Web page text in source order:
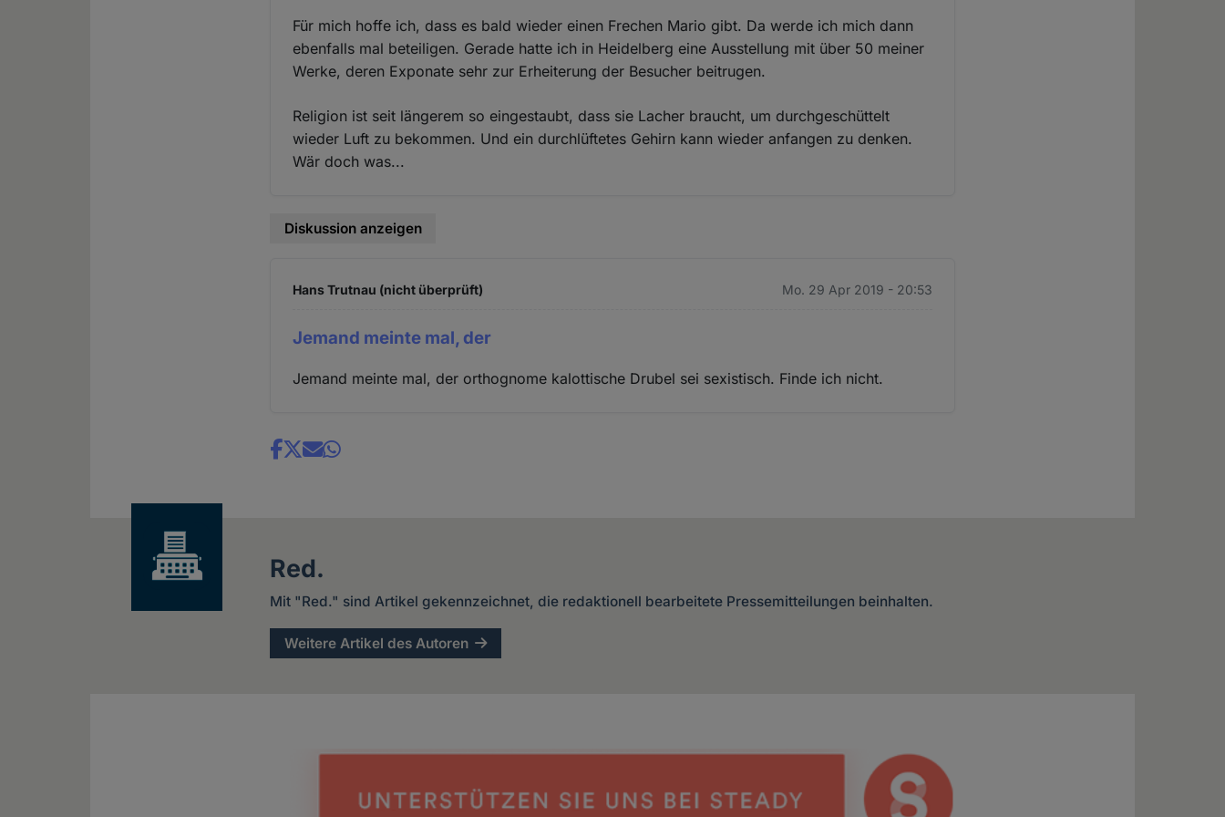
Für mich hoffe ich, dass es bald wieder einen Frechen Mario gibt. Da werde ich mich dann
ebenfalls mal beteiligen. Gerade hatte ich in Heidelberg eine Ausstellung mit über 50 meiner
Werke, deren Exponate sehr zur Erheiterung der Besucher beitrugen.
Religion ist seit längerem so eingestaubt, dass sie Lacher braucht, um durchgeschüttelt
wieder Luft zu bekommen. Und ein durchlüftetes Gehirn kann wieder anfangen zu denken.
Wär doch was...
Diskussion anzeigen
Hans Trutnau (nicht überprüft) Mo. 29 Apr 2019 - 20:53
Jemand meinte mal, der
Jemand meinte mal, der orthognome kalottische Drubel sei sexistisch. Finde ich nicht.
Share
Red.
Mit "Red." sind Artikel gekennzeichnet, die redaktionell bearbeitete Pressemitteilungen beinhalten.
Weitere Artikel des Autoren